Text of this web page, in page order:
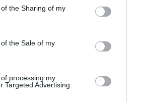
the Sharing of my
the Sale of my
processing my
Targeted Advertising.
territoire de l’UE pendant une
à de nouveaux contrôles